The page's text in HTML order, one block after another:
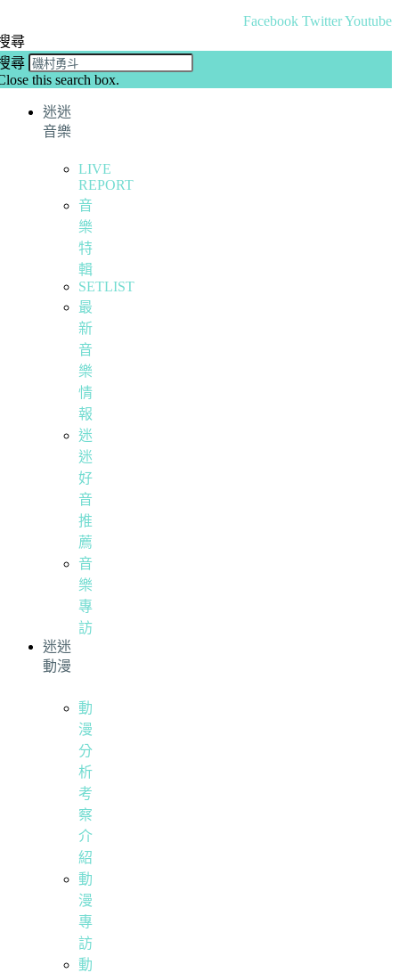
Facebook TwitterYoutube
尋
尋
this search box.
迷迷
音樂
LIVE
REPORT
音
樂
特
輯
SETLIST
最
新
音
樂
情
報
迷
迷
好
音
推
薦
音
樂
專
訪
迷迷
動漫
動
漫
分
析
考
察
介
紹
動
漫
專
訪
動